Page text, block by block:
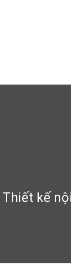
Thiết kế